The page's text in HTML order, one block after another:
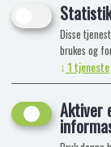
Disse
brukes og
↓ 1tjeneste
Aktiver